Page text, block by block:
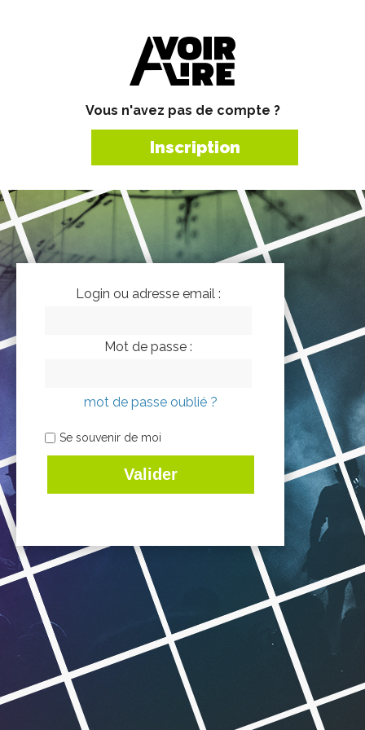
Vous n'avez pas de compte ?
Inscription
Login ou adresse email :
Mot de passe :
mot de passe oublié ?
Se souvenir de moi